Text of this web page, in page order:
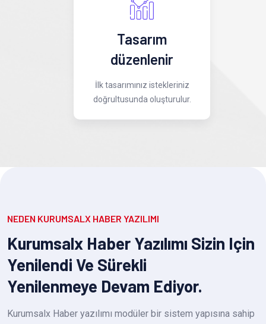
Tasarım
düzenlenir
İlk tasarımınız istekleriniz
doğrultusunda oluşturulur.
NEDEN KURUMSALX HABER YAZILIMI
Kurumsalx Haber Yazılımı Sizin Için
Yenilendi Ve Sürekli
Yenilenmeye Devam Ediyor.
Kurumsalx Haber yazılımı modüler bir sistem yapısına sahip